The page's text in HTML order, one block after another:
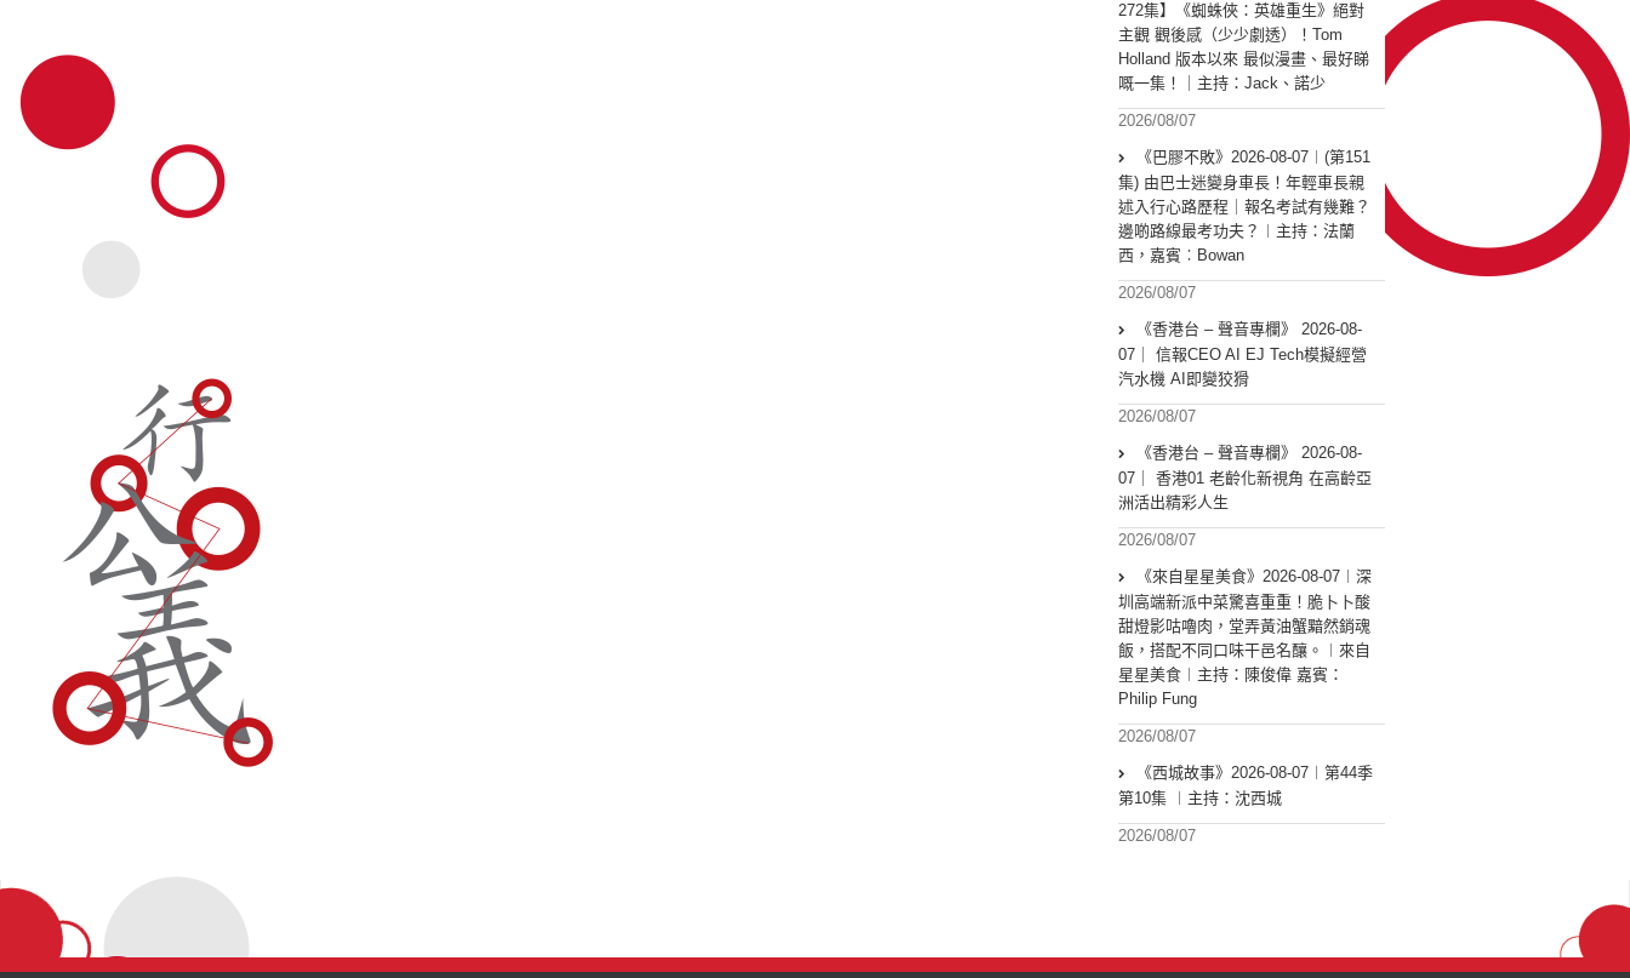
272集】《蜘蛛俠：英雄重生》絕對
主觀 觀後感（少少劇透）！Tom
Holland 版本以來 最似漫畫、最好睇
嘅一集！｜主持：Jack、諾少
2026/08/07
《巴膠不敗》2026-08-07︱(第151
集) 由巴士迷變身車長！年輕車長親
述入行心路歷程｜報名考試有幾難？
邊啲路線最考功夫？︱主持：法蘭
西，嘉賓︰Bowan
2026/08/07
《香港台 – 聲音專欄》 2026-08-
07｜ 信報CEO AI EJ Tech模擬經營
汽水機 AI即變狡猾
2026/08/07
《香港台 – 聲音專欄》 2026-08-
07｜ 香港01 老齡化新視角 在高齡亞
洲活出精彩人生
2026/08/07
《來自星星美食》2026-08-07︱深
圳高端新派中菜驚喜重重！脆卜卜酸
甜燈影咕嚕肉，堂弄黃油蟹黯然銷魂
飯，搭配不同口味干邑名釀。︱來自
星星美食︱主持：陳俊偉 嘉賓：
Philip Fung
2026/08/07
《西城故事》2026-08-07︱第44季
第10集 ︱主持：沈西城
2026/08/07